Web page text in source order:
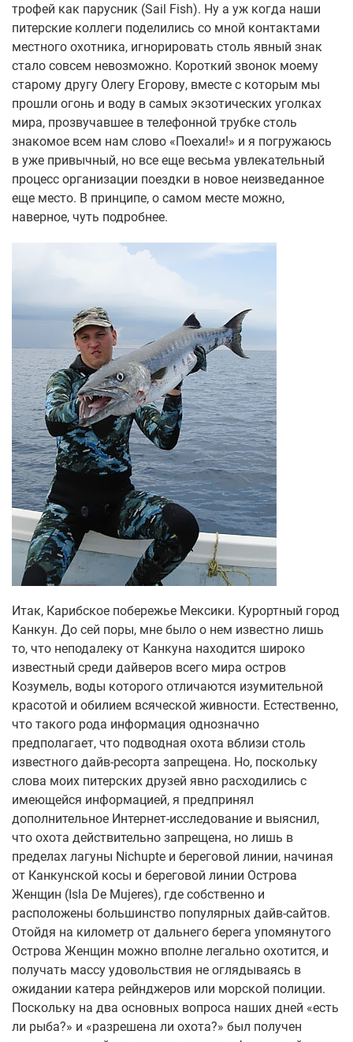
трофей как парусник (Sail Fish). Ну а уж когда наши
питерские коллеги поделились со мной контактами
местного охотника, игнорировать столь явный знак
стало совсем невозможно. Короткий звонок моему
старому другу Олегу Егорову, вместе с которым мы
прошли огонь и воду в самых экзотических уголках
мира, прозвучавшее в телефонной трубке столь
знакомое всем нам слово «Поехали!» и я погружаюсь
в уже привычный, но все еще весьма увлекательный
процесс организации поездки в новое неизведанное
еще место. В принципе, о самом месте можно,
наверное, чуть подробнее.
Итак, Карибское побережье Мексики. Курортный город
Канкун. До сей поры, мне было о нем известно лишь
то, что неподалеку от Канкуна находится широко
известный среди дайверов всего мира остров
Козумель, воды которого отличаются изумительной
красотой и обилием всяческой живности. Естественно,
что такого рода информация однозначно
предполагает, что подводная охота вблизи столь
известного дайв-ресорта запрещена. Но, поскольку
слова моих питерских друзей явно расходились с
имеющейся информацией, я предпринял
дополнительное Интернет-исследование и выяснил,
что охота действительно запрещена, но лишь в
пределах лагуны Nichupte и береговой линии, начиная
от Канкунской косы и береговой линии Острова
Женщин (Isla De Mujeres), где собственно и
расположены большинство популярных дайв-сайтов.
Отойдя на километр от дальнего берега упомянутого
Острова Женщин можно вполне легально охотится, и
получать массу удовольствия не оглядываясь в
ожидании катера рейнджеров или морской полиции.
Поскольку на два основных вопроса наших дней «есть
ли рыба?» и «разрешена ли охота?» был получен